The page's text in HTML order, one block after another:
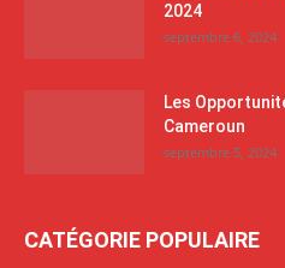
2024
septembre 6, 2024
Les
Cameroun
septembre 5, 2024
CATÉGORIE POPULAIRE